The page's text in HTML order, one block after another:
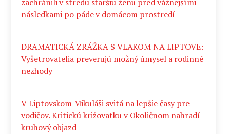
zachránili v stredu staršiu ženu pred vážnejšími
následkami po páde v domácom prostredí
DRAMATICKÁ ZRÁŽKA S VLAKOM NA LIPTOVE:
Vyšetrovatelia preverujú možný úmysel a rodinné
nezhody
V Liptovskom Mikuláši svitá na lepšie časy pre
vodičov. Kritickú križovatku v Okoličnom nahradí
kruhový objazd